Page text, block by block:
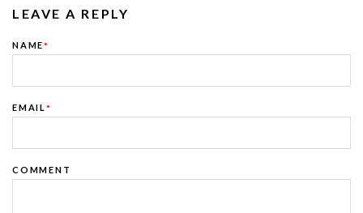
LEAVE A REPLY
NAME*
EMAIL *
COMMENT